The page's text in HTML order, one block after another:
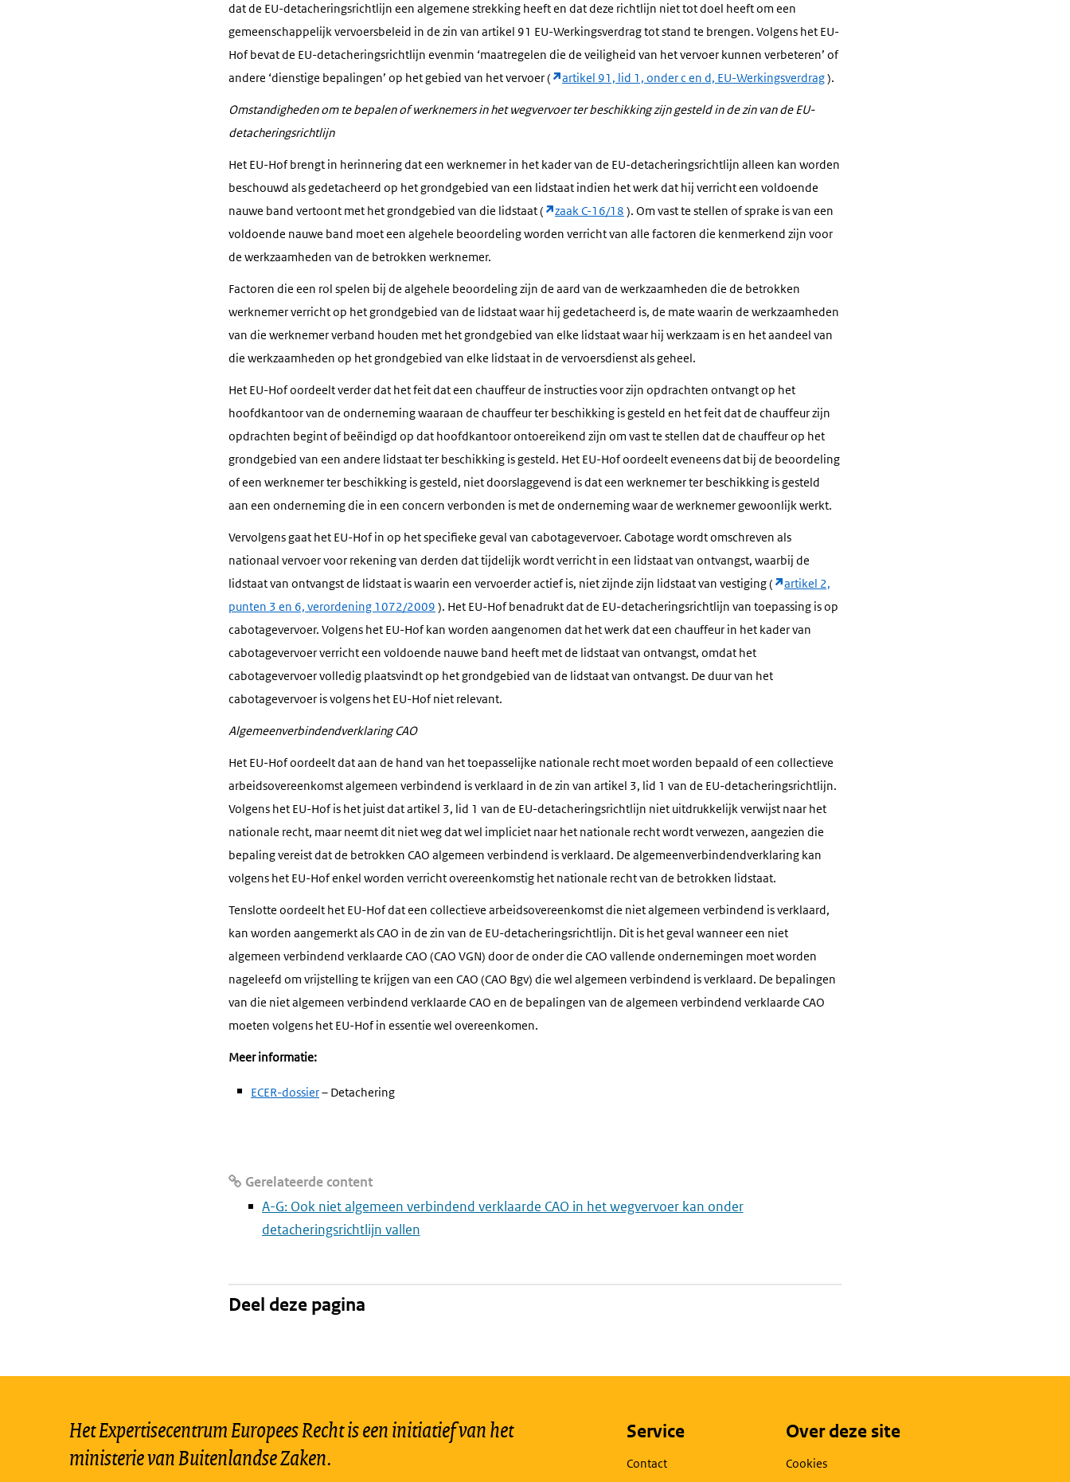
dat de EU-detacheringsrichtlijn een algemene strekking heeft en dat deze richtlijn niet tot doel heeft om een
gemeenschappelijk vervoersbeleid in de zin van artikel 91 EU-Werkingsverdrag tot stand te brengen. Volgens het EU-
Hof bevat de EU-detacheringsrichtlijn evenmin ‘maatregelen die de veiligheid van het vervoer kunnen verbeteren’ of
andere ‘dienstige bepalingen’ op het gebied van het vervoer (
artikel 91, lid 1, onder c en d, EU-Werkingsverdrag).
Omstandigheden om te bepalen of werknemers in het wegvervoer ter beschikking zijn gesteld in de zin van de EU-
detacheringsrichtlijn
Het EU-Hof brengt in herinnering dat een werknemer in het kader van de EU-detacheringsrichtlijn alleen kan worden
beschouwd als gedetacheerd op het grondgebied van een lidstaat indien het werk dat hij verricht een voldoende
nauwe band vertoont met het grondgebied van die lidstaat (
zaak C-16/18 ). Om vast te stellen of sprake is van een
voldoende nauwe band moet een algehele beoordeling worden verricht van alle factoren die kenmerkend zijn voor
de werkzaamheden van de betrokken werknemer.
Factoren die een rol spelen bij de algehele beoordeling zijn de aard van de werkzaamheden die de betrokken
werknemer verricht op het grondgebied van de lidstaat waar hij gedetacheerd is, de mate waarin de werkzaamheden
van die werknemer verband houden met het grondgebied van elke lidstaat waar hij werkzaam is en het aandeel van
die werkzaamheden op het grondgebied van elke lidstaat in de vervoersdienst als geheel.
Het EU-Hof oordeelt verder dat het feit dat een chauffeur de instructies voor zijn opdrachten ontvangt op het
hoofdkantoor van de onderneming waaraan de chauffeur ter beschikking is gesteld en het feit dat de chauffeur zijn
opdrachten begint of beëindigd op dat hoofdkantoor ontoereikend zijn om vast te stellen dat de chauffeur op het
grondgebied van een andere lidstaat ter beschikking is gesteld. Het EU-Hof oordeelt eveneens dat bij de beoordeling
of een werknemer ter beschikking is gesteld, niet doorslaggevend is dat een werknemer ter beschikking is gesteld
aan een onderneming die in een concern verbonden is met de onderneming waar de werknemer gewoonlijk werkt.
Vervolgens gaat het EU-Hof in op het specifieke geval van cabotagevervoer. Cabotage wordt omschreven als
nationaal vervoer voor rekening van derden dat tijdelijk wordt verricht in een lidstaat van ontvangst, waarbij de
lidstaat van ontvangst de lidstaat is waarin een vervoerder actief is, niet zijnde zijn lidstaat van vestiging (
artikel 2,
punten 3 en 6, verordening 1072/2009 ). Het EU-Hof benadrukt dat de EU-detacheringsrichtlijn van toepassing is op
cabotagevervoer. Volgens het EU-Hof kan worden aangenomen dat het werk dat een chauffeur in het kader van
cabotagevervoer verricht een voldoende nauwe band heeft met de lidstaat van ontvangst, omdat het
cabotagevervoer volledig plaatsvindt op het grondgebied van de lidstaat van ontvangst. De duur van het
cabotagevervoer is volgens het EU-Hof niet relevant.
Algemeenverbindendverklaring CAO
Het EU-Hof oordeelt dat aan de hand van het toepasselijke nationale recht moet worden bepaald of een collectieve
arbeidsovereenkomst algemeen verbindend is verklaard in de zin van artikel 3, lid 1 van de EU-detacheringsrichtlijn.
Volgens het EU-Hof is het juist dat artikel 3, lid 1 van de EU-detacheringsrichtlijn niet uitdrukkelijk verwijst naar het
nationale recht, maar neemt dit niet weg dat wel impliciet naar het nationale recht wordt verwezen, aangezien die
bepaling vereist dat de betrokken CAO algemeen verbindend is verklaard. De algemeenverbindendverklaring kan
volgens het EU-Hof enkel worden verricht overeenkomstig het nationale recht van de betrokken lidstaat.
Tenslotte oordeelt het EU-Hof dat een collectieve arbeidsovereenkomst die niet algemeen verbindend is verklaard,
kan worden aangemerkt als CAO in de zin van de EU-detacheringsrichtlijn. Dit is het geval wanneer een niet
algemeen verbindend verklaarde CAO (CAO VGN) door de onder die CAO vallende ondernemingen moet worden
nageleefd om vrijstelling te krijgen van een CAO (CAO Bgv) die wel algemeen verbindend is verklaard. De bepalingen
van die niet algemeen verbindend verklaarde CAO en de bepalingen van de algemeen verbindend verklaarde CAO
moeten volgens het EU-Hof in essentie wel overeenkomen.
Meer informatie:
ECER-dossier– Detachering
Gerelateerde content
A-G: Ook niet algemeen verbindend verklaarde CAO in het wegvervoer kan onder
detacheringsrichtlijn vallen
Deel deze pagina
Het Expertisecentrum Europees Recht is een initiatief van het
ministerie van Buitenlandse Zaken.
Service
Contact
Over deze site
Cookies